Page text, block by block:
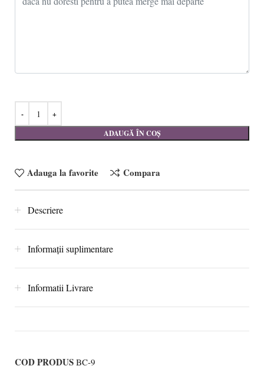
ADAUGĂ ÎN COȘ
Adauga la favorite Compara
Descriere
Informații suplimentare
Informatii Livrare
COD PRODUS BC-9